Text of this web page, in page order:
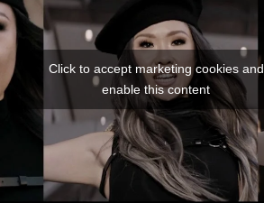
Click to accept marketing cookies and
enable this content